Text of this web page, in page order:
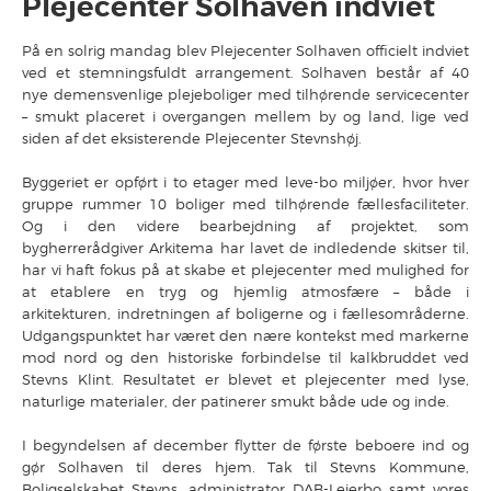
På en solrig mandag blev Plejecenter Solhaven officielt indviet
ved et stemningsfuldt arrangement. Solhaven består af 40
nye demensvenlige plejeboliger med tilhørende servicecenter
– smukt placeret i overgangen mellem by og land, lige ved
siden af det eksisterende Plejecenter Stevnshøj.
Byggeriet er opført i to etager med leve-bo miljøer, hvor hver
gruppe rummer 10 boliger med tilhørende fællesfaciliteter.
Og i den videre bearbejdning af projektet, som
bygherrerådgiver Arkitema har lavet de indledende skitser til,
har vi haft fokus på at skabe et plejecenter med mulighed for
at etablere en tryg og hjemlig atmosfære – både i
arkitekturen, indretningen af boligerne og i fællesområderne.
Udgangspunktet har været den nære kontekst med markerne
mod nord og den historiske forbindelse til kalkbruddet ved
Stevns Klint. Resultatet er blevet et plejecenter med lyse,
naturlige materialer, der patinerer smukt både ude og inde.
I begyndelsen af december flytter de første beboere ind og
gør Solhaven til deres hjem. Tak til Stevns Kommune,